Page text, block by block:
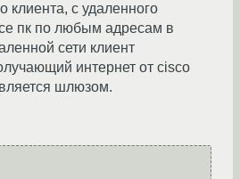
клиента, с удаленного
пк по любым адресам в
сети клиент
интернет от cisco
шлюзом.